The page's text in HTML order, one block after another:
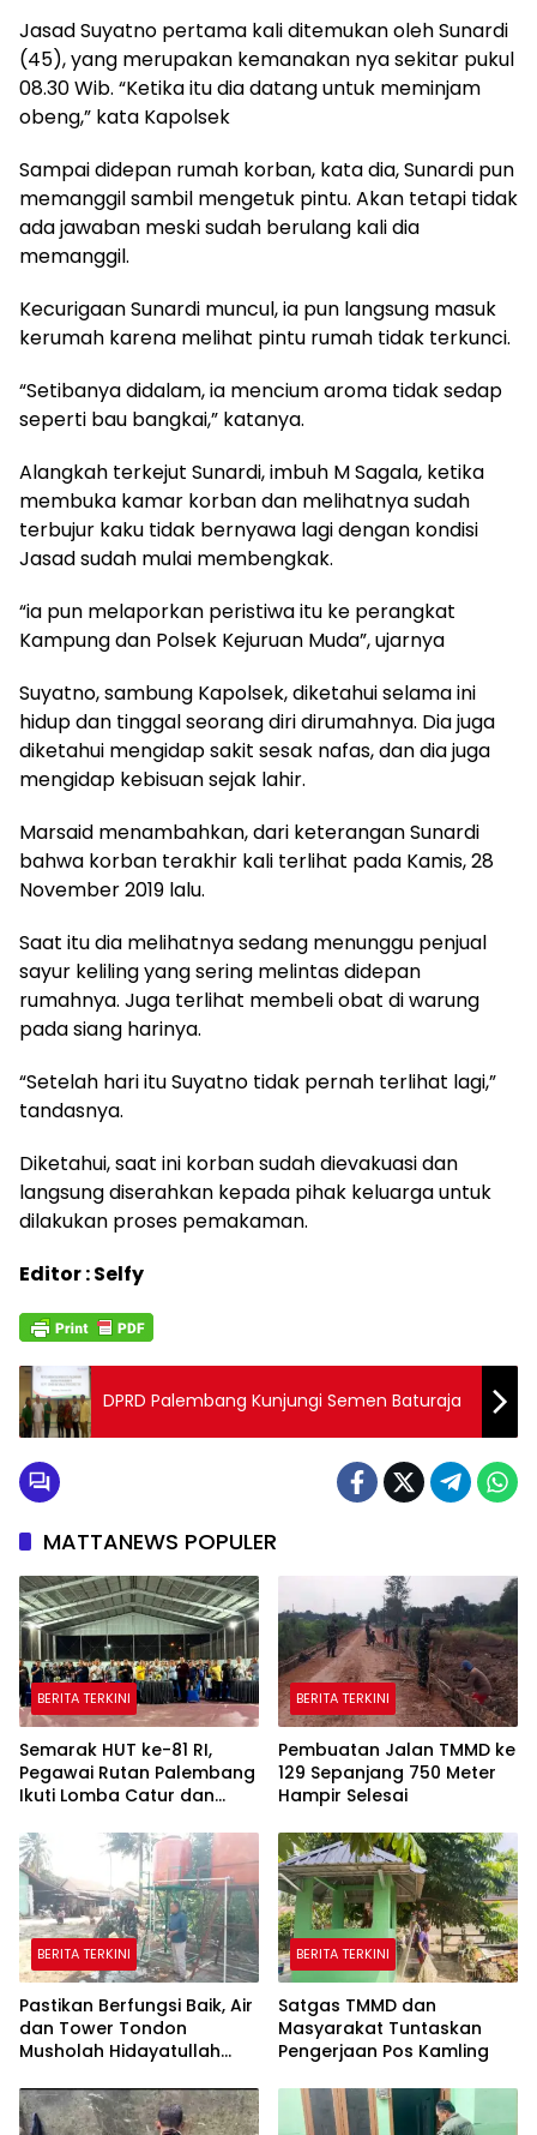
Jasad Suyatno pertama kali ditemukan oleh Sunardi
(45), yang merupakan kemanakan nya sekitar pukul
08.30 Wib. “Ketika itu dia datang untuk meminjam
obeng,” kata Kapolsek
Sampai didepan rumah korban, kata dia, Sunardi pun
memanggil sambil mengetuk pintu. Akan tetapi tidak
ada jawaban meski sudah berulang kali dia
memanggil.
Kecurigaan Sunardi muncul, ia pun langsung masuk
kerumah karena melihat pintu rumah tidak terkunci.
“Setibanya didalam, ia mencium aroma tidak sedap
seperti bau bangkai,” katanya.
Alangkah terkejut Sunardi, imbuh M Sagala, ketika
membuka kamar korban dan melihatnya sudah
terbujur kaku tidak bernyawa lagi dengan kondisi
Jasad sudah mulai membengkak.
“ia pun melaporkan peristiwa itu ke perangkat
Kampung dan Polsek Kejuruan Muda”, ujarnya
Suyatno, sambung Kapolsek, diketahui selama ini
hidup dan tinggal seorang diri dirumahnya. Dia juga
diketahui mengidap sakit sesak nafas, dan dia juga
mengidap kebisuan sejak lahir.
Marsaid menambahkan, dari keterangan Sunardi
bahwa korban terakhir kali terlihat pada Kamis, 28
November 2019 lalu.
Saat itu dia melihatnya sedang menunggu penjual
sayur keliling yang sering melintas didepan
rumahnya. Juga terlihat membeli obat di warung
pada siang harinya.
“Setelah hari itu Suyatno tidak pernah terlihat lagi,”
tandasnya.
Diketahui, saat ini korban sudah dievakuasi dan
langsung diserahkan kepada pihak keluarga untuk
dilakukan proses pemakaman.
Editor : Selfy
DPRD Palembang Kunjungi Semen Baturaja
MATTANEWS POPULER
BERITA TERKINI
Semarak HUT ke-81 RI,
Pegawai Rutan Palembang
Ikuti Lomba Catur dan
BERITA TERKINI
Pembuatan Jalan TMMD ke
129 Sepanjang 750 Meter
Hampir Selesai
BERITA TERKINI
Pastikan Berfungsi Baik, Air
dan Tower Tondon
Musholah Hidayatullah
BERITA TERKINI
Satgas TMMD dan
Masyarakat Tuntaskan
Pengerjaan Pos Kamling